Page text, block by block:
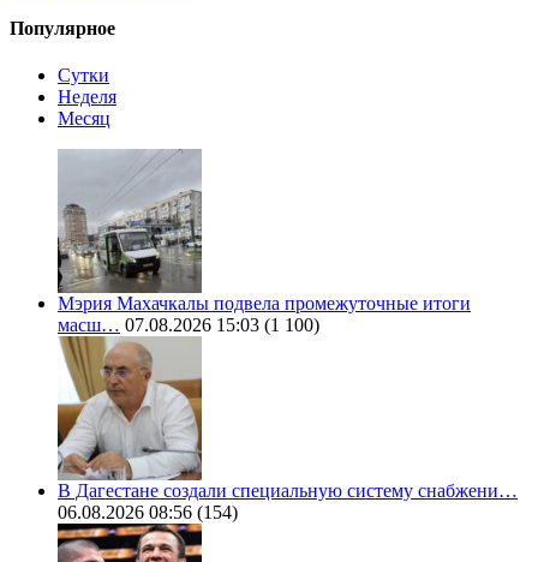
Популярное
Сутки
Неделя
Месяц
Мэрия Махачкалы подвела промежуточные итоги
масш… 07.08.2026 15:03 (1 100)
В Дагестане создали специальную систему снабжени…
06.08.2026 08:56 (154)